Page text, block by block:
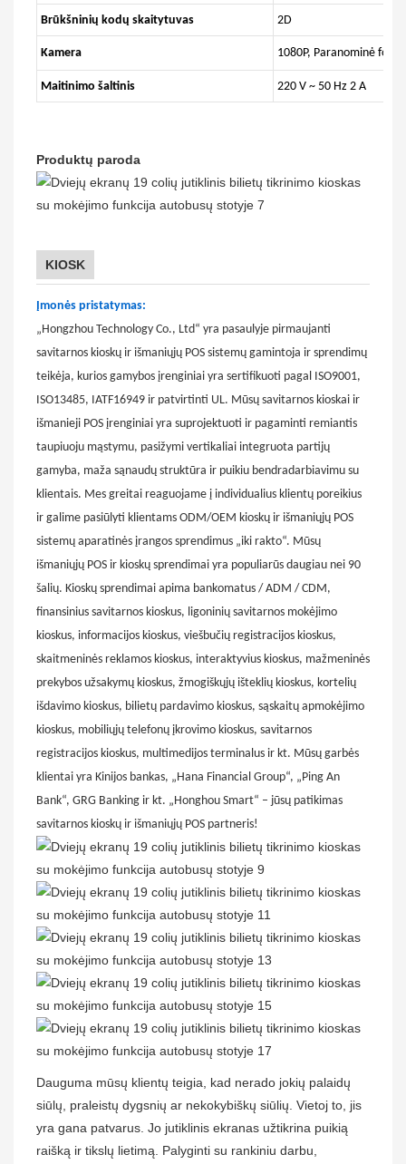
Brūkšninių kodų skaitytuvas 2D
Kamera 1080P, Paranominė
Maitinimo šaltinis 220 V ~ 50 Hz 2 A
Produktų paroda
KIOSK
Įmonės pristatymas:
„Hongzhou Technology Co., Ltd“ yra pasaulyje pirmaujanti
savitarnos kioskų ir išmaniųjų POS sistemų gamintoja ir sprendimų
teikėja, kurios gamybos įrenginiai yra sertifikuoti pagal ISO9001,
ISO13485, IATF16949 ir ​​patvirtinti UL. Mūsų savitarnos kioskai ir
išmanieji POS įrenginiai yra suprojektuoti ir pagaminti remiantis
taupiuoju mąstymu, pasižymi vertikaliai integruota partijų
gamyba, maža sąnaudų struktūra ir puikiu bendradarbiavimu su
klientais. Mes greitai reaguojame į individualius klientų poreikius
ir galime pasiūlyti klientams ODM/OEM kioskų ir išmaniųjų POS
sistemų aparatinės įrangos sprendimus „iki rakto“. Mūsų
išmaniųjų POS ir kioskų sprendimai yra populiarūs daugiau nei 90
šalių. Kioskų sprendimai apima bankomatus / ADM / CDM,
finansinius savitarnos kioskus, ligoninių savitarnos mokėjimo
kioskus, informacijos kioskus, viešbučių registracijos kioskus,
skaitmeninės reklamos kioskus, interaktyvius kioskus, mažmeninės
prekybos užsakymų kioskus, žmogiškųjų išteklių kioskus, kortelių
išdavimo kioskus, bilietų pardavimo kioskus, sąskaitų apmokėjimo
kioskus, mobiliųjų telefonų įkrovimo kioskus, savitarnos
registracijos kioskus, multimedijos terminalus ir kt. Mūsų garbės
klientai yra Kinijos bankas, „Hana Financial Group“, „Ping An
Bank“, GRG Banking ir kt. „Honghou Smart“ – jūsų patikimas
savitarnos kioskų ir išmaniųjų POS partneris!
Dauguma mūsų klientų teigia, kad nerado jokių palaidų
siūlų, praleistų dygsnių ar nekokybiškų siūlių. Vietoj to, jis
yra gana patvarus. Jo jutiklinis ekranas užtikrina puikią
raišką ir tikslų lietimą. Palyginti su rankiniu darbu,